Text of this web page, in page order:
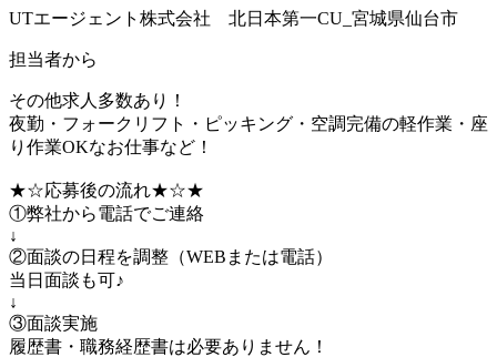
UTエージェント株式会社 北日本第一CU_宮城県仙台市
担当者から
その他求人多数あり！
夜勤・フォークリフト・ピッキング・空調完備の軽作業・座
り作業OKなお仕事など！
★☆応募後の流れ★☆★
①弊社から電話でご連絡
↓
②面談の日程を調整（WEBまたは電話）
当日面談も可♪
↓
③面談実施
履歴書・職務経歴書は必要ありません！